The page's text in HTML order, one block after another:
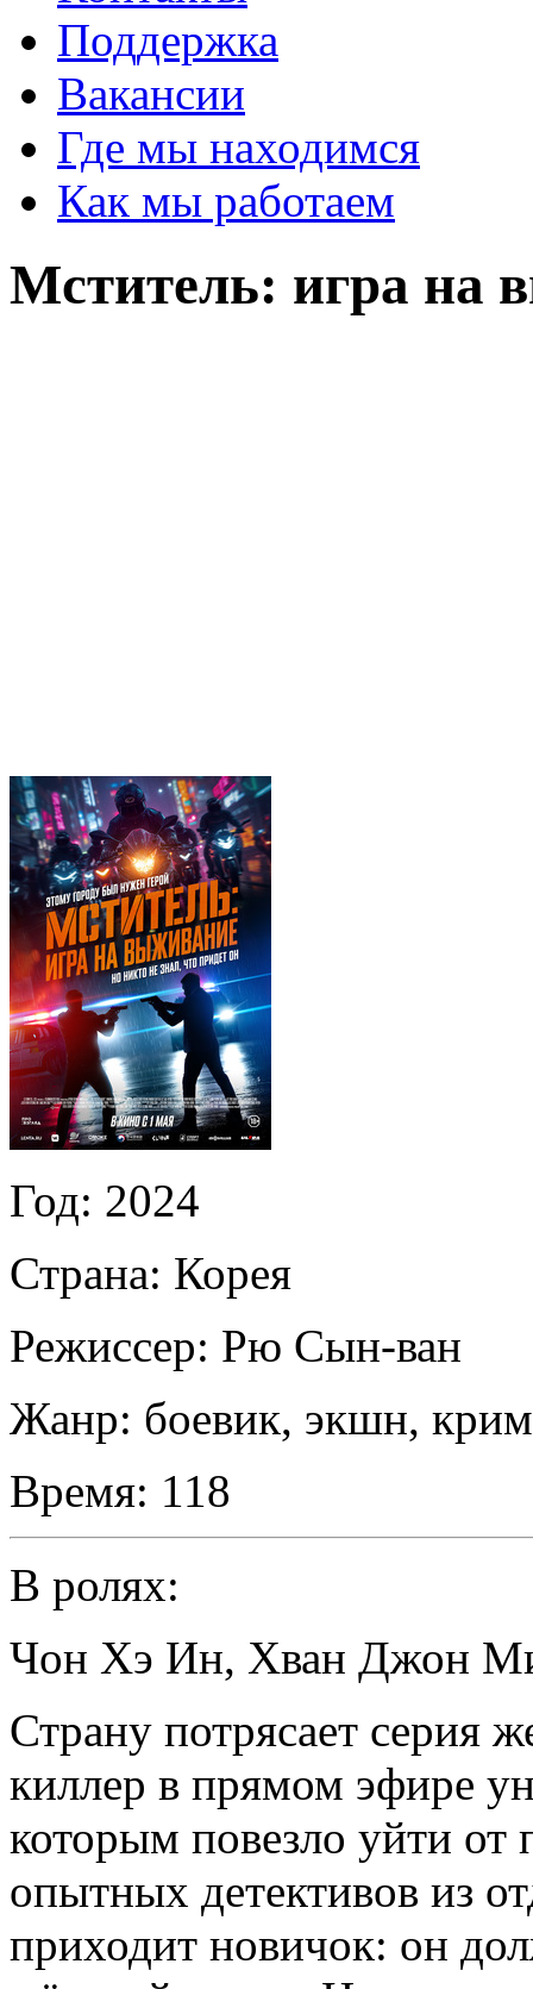
Поддержка
Вакансии
Где мы находимся
Как мы работаем
Мститель: игра на
Год: 2024
Страна: Корея
Режиссер: Рю Сын-ван
Жанр: боевик, экшн,
Время: 118
В ролях:
Чон Хэ Ин, Хван Джон
Страну потрясает серия
киллер в прямом эфире
которым повезло уйти от
опытных детективов из
приходит новичок: он